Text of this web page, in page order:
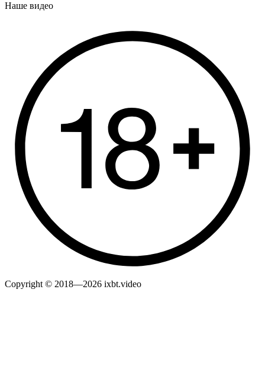
Наше видео
Copyright © 2018—2026 ixbt.video